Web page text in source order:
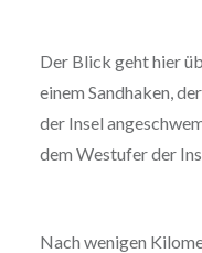
Der Blick geht hier
einem Sandhaken,
der Insel
dem Westufer der
Nach wenigen